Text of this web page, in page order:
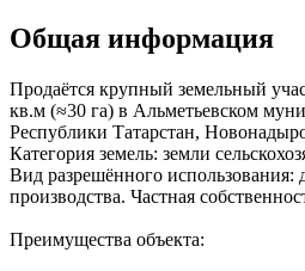
Общая информация
Продаётся крупный земельный
кв.м (≈30 га) в Альметьевском
Республики Татарстан,
Категория земель: земли
Вид разрешённого использования:
производства. Частная
Преимущества объекта: